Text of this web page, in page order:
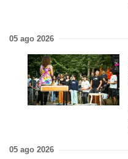
05 ago 2026
05 ago 2026